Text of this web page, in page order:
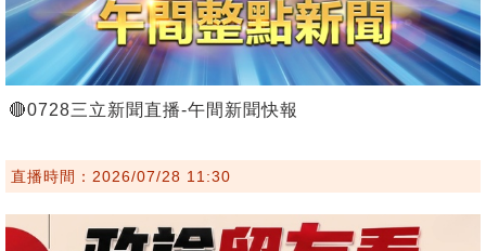
🔴0728三立新聞直播-午間新聞快報
直播時間：2026/07/28 11:30